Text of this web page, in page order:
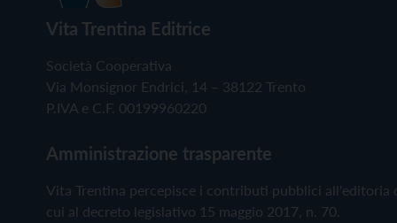
Vita Trentina Editrice
Società Cooperativa
Via Monsignor Endrici, 14 – 38122 Trento
P.IVA e C.F. 00199960220
Amministrazione trasparente
Vita Trentina percepisce i contributi pubblici all'editoria
cui al decreto legislativo 15 maggio 2017, n. 70.